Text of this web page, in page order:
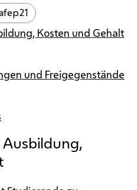
Kosten und Gehalt
und Freigegenstände